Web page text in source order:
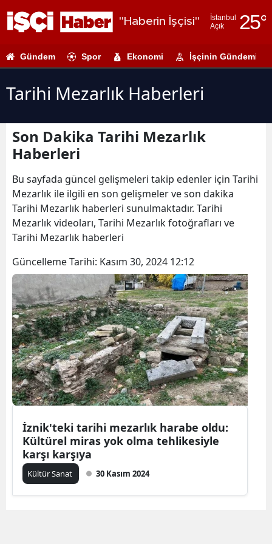
"Haberin İşçisi"
İstanbul
Açık
25°
Adıyaman
Antalya
Bilecik
Bingöl
Bitlis
Bolu
Burdur
Bursa
Çanakkale
Gündem Spor Ekonomi İşçinin Gündemi
Tarihi Mezarlık Haberleri
Son Dakika Tarihi Mezarlık
Haberleri
Bu sayfada güncel gelişmeleri takip edenler için Tarihi
Mezarlık ile ilgili en son gelişmeler ve son dakika
Tarihi Mezarlık haberleri sunulmaktadır. Tarihi
Mezarlık videoları, Tarihi Mezarlık fotoğrafları ve
Tarihi Mezarlık haberleri
Güncelleme Tarihi: Kasım 30, 2024 12:12
İznik'teki tarihi mezarlık harabe oldu:
Kültürel miras yok olma tehlikesiyle
karşı karşıya
Kültür Sanat 30 Kasım 2024